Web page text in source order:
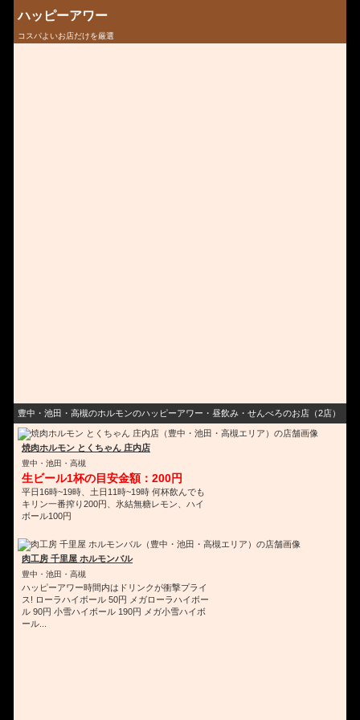
ハッピーアワー
コスパよいお店だけを厳選
豊中・池田・高槻のホルモンのハッピーアワー・昼飲み・せんべろのお店（2店）
焼肉ホルモン とくちゃん 庄内店
豊中・池田・高槻
生ビール1杯の目安金額：200円
平日16時~19時、土日11時~19時 何杯飲んでも
キリン一番搾り200円、氷結無糖レモン、ハイ
ボール100円
肉工房 千里屋 ホルモンバル
豊中・池田・高槻
ハッピーアワー時間内はドリンクが衝撃プライ
ス! ローラハイボール 50円 メガローラハイボー
ル 90円 小雪ハイボール 190円 メガ小雪ハイボ
ール...